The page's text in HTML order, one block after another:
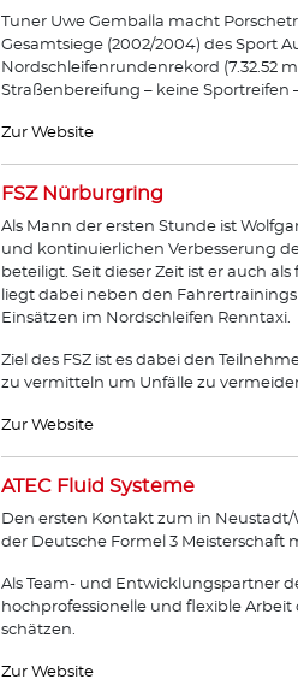
Tuner Uwe Gemballa macht
Gesamtsiege (2002/2004) des Sport
Nordschleifenrundenrekord (7.32.52
Straßenbereifung – keine Sportreifen
Zur Website
FSZ Nürburgring
Als Mann der ersten Stunde ist
und kontinuierlichen Verbesserung
beteiligt. Seit dieser Zeit ist er auch
liegt dabei neben den
Einsätzen im Nordschleifen Renntaxi.
Ziel des FSZ ist es dabei den
zu vermitteln um Unfälle zu
Zur Website
ATEC Fluid Systeme
Den ersten Kontakt zum in Neustadt/
der Deutsche Formel 3 Meisterschaft
Als Team- und Entwicklungspartner
hochprofessionelle und flexible
schätzen.
Zur Website